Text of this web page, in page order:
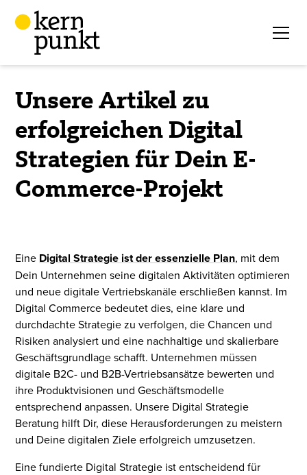
Unsere Artikel zu
erfolgreichen Digital
Strategien für Dein E-
Commerce-Projekt
Eine Digital Strategie ist der essenzielle Plan, mit dem
Dein Unternehmen seine digitalen Aktivitäten optimieren
und neue digitale Vertriebskanäle erschließen kannst. Im
Digital Commerce bedeutet dies, eine klare und
durchdachte Strategie zu verfolgen, die Chancen und
Risiken analysiert und eine nachhaltige und skalierbare
Geschäftsgrundlage schafft. Unternehmen müssen
digitale B2C- und B2B-Vertriebsansätze bewerten und
ihre Produktvisionen und Geschäftsmodelle
entsprechend anpassen. Unsere Digital Strategie
Beratung hilft Dir, diese Herausforderungen zu meistern
und Deine digitalen Ziele erfolgreich umzusetzen.
Eine fundierte Digital Strategie ist entscheidend für